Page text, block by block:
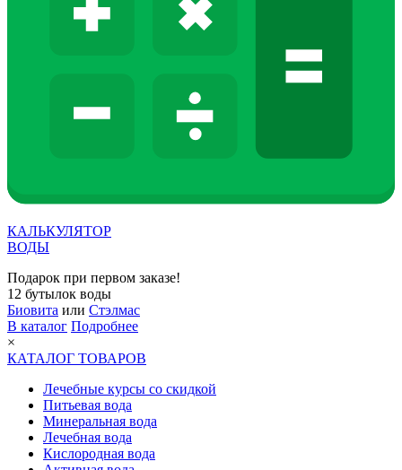
КАЛЬКУЛЯТОР
ВОДЫ
Подарок при первом заказе!
12 бутылок воды
Биовита или Стэлмас
В каталог Подробнее
×
КАТАЛОГ ТОВАРОВ
Лечебные курсы со скидкой
Питьевая вода
Минеральная вода
Лечебная вода
Кислородная вода